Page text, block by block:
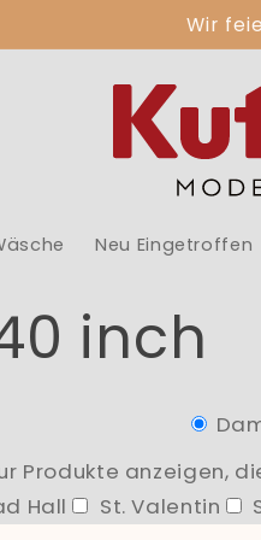
Wir
Neu Eingetroffen
inch
Produkte anzeigen,
Hall
St. Valentin